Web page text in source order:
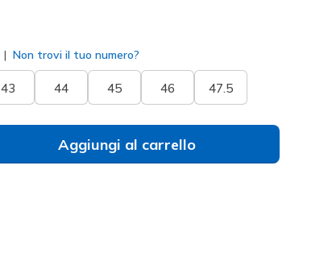
Non trovi il tuo numero?
43 44 45 46 47.5
Aggiungi al carrello